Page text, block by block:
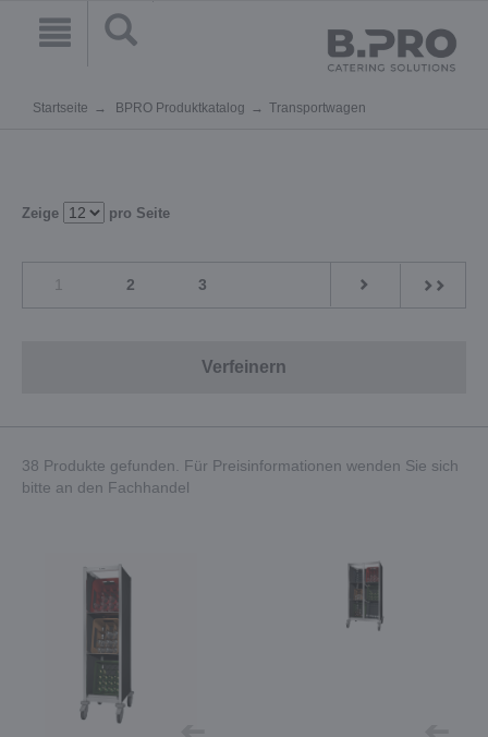
Startseite BPRO Produktkatalog Transportwagen
Zeige pro Seite
2 3
Verfeinern
38 Produkte gefunden. Für Preisinformationen wenden Sie sich
bitte an den Fachhandel